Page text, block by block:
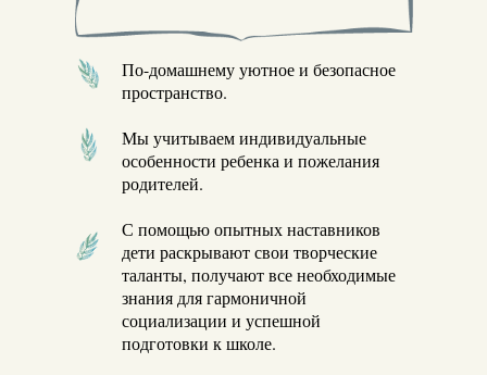
По-домашнему уютное и безопасное
пространство.
Мы учитываем индивидуальные
особенности ребенка и пожелания
родителей.
С помощью опытных наставников
дети раскрывают свои творческие
таланты, получают все необходимые
знания для гармоничной
социализации и успешной
подготовки к школе.